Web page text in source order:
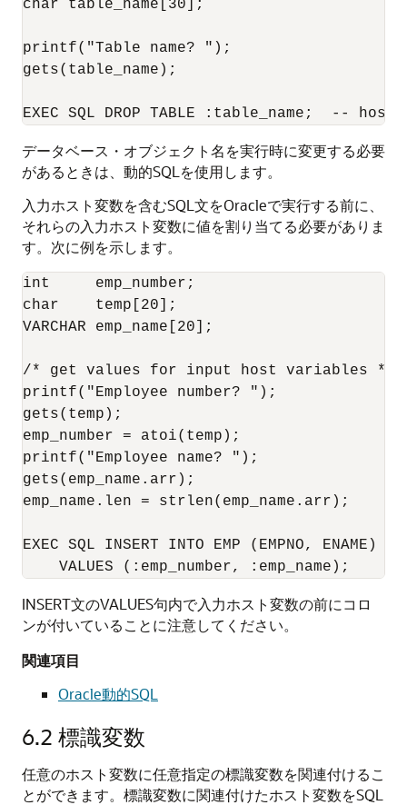
char table_name[30];
printf("Table name? ");
gets(table_name);
データベース・オブジェクト名を実行時に変更する必要
があるときは、動的SQLを使用します。
入力ホスト変数を含むSQL文をOracleで実行する前に、
それらの入力ホスト変数に値を割り当てる必要がありま
す。次に例を示します。
int     emp_number;
char    temp[20];
VARCHAR emp_name[20];
/* get values for input host variables */
printf("Employee number? ");
gets(temp);
emp_number = atoi(temp);
printf("Employee name? ");
gets(emp_name.arr);
emp_name.len = strlen(emp_name.arr);
EXEC SQL INSERT INTO EMP (EMPNO, ENAME)
INSERT文のVALUES句内で入力ホスト変数の前にコロ
ンが付いていることに注意してください。
関連項目
Oracle動的SQL
6.2 標識変数
任意のホスト変数に任意指定の標識変数を関連付けるこ
とができます。標識変数に関連付けたホスト変数をSQL